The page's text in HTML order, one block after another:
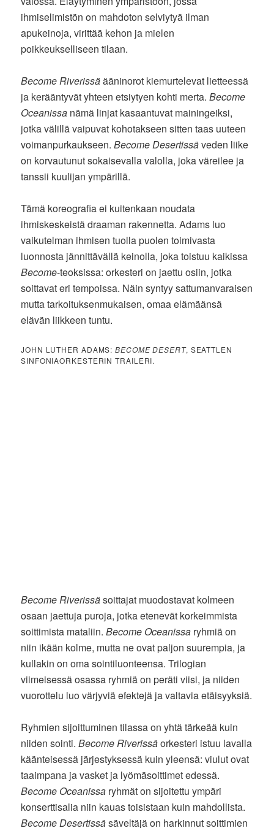
ihmiselimistön on mahdoton selviytyä ilman
apukeinoja, virittää kehon ja mielen
poikkeukselliseen tilaan.
Become Riverissäääninorot kiemurtelevat lietteessä
ja kerääntyvät yhteen etsiytyen kohti merta.Become
Oceanissa nämä linjat kasaantuvat mainingeiksi,
jotka välillä vaipuvat kohotakseen sitten taas uuteen
voimanpurkaukseen.Become Desertissäveden liike
on korvautunut sokaisevalla valolla, joka väreilee ja
tanssii kuulijan ympärillä.
Tämä koreografia ei kuitenkaan noudata
ihmiskeskeistä draaman rakennetta. Adams luo
vaikutelman ihmisen tuolla puolen toimivasta
luonnosta jännittävällä keinolla, joka toistuu kaikissa
Become-teoksissa: orkesteri on jaettu osiin, jotka
soittavat eri tempoissa. Näin syntyy sattumanvaraisen
mutta tarkoituksenmukaisen, omaa elämäänsä
elävän liikkeen tuntu.
JOHN LUTHER ADAMS:BECOME DESERT, SEATTLEN
SINFONIAORKESTERIN TRAILERI.
Become Riverissäsoittajat muodostavat kolmeen
osaan jaettuja puroja, jotka etenevät korkeimmista
soittimista mataliin.Become Oceanissa ryhmiä on
niin ikään kolme, mutta ne ovat paljon suurempia, ja
kullakin on oma sointiluonteensa. Trilogian
viimeisessä osassa ryhmiä on peräti viisi, ja niiden
vuorottelu luo värjyviä efektejä ja valtavia etäisyyksiä.
Ryhmien sijoittuminen tilassa on yhtä tärkeää kuin
niiden sointi.Become Riverissäorkesteri istuu lavalla
käänteisessä järjestyksessä kuin yleensä: viulut ovat
taaimpana ja vasket ja lyömäsoittimet edessä.
Become Oceanissa ryhmät on sijoitettu ympäri
konserttisalia niin kauas toisistaan kuin mahdollista.
Become Desertissäsäveltäjä on harkinnut soittimien